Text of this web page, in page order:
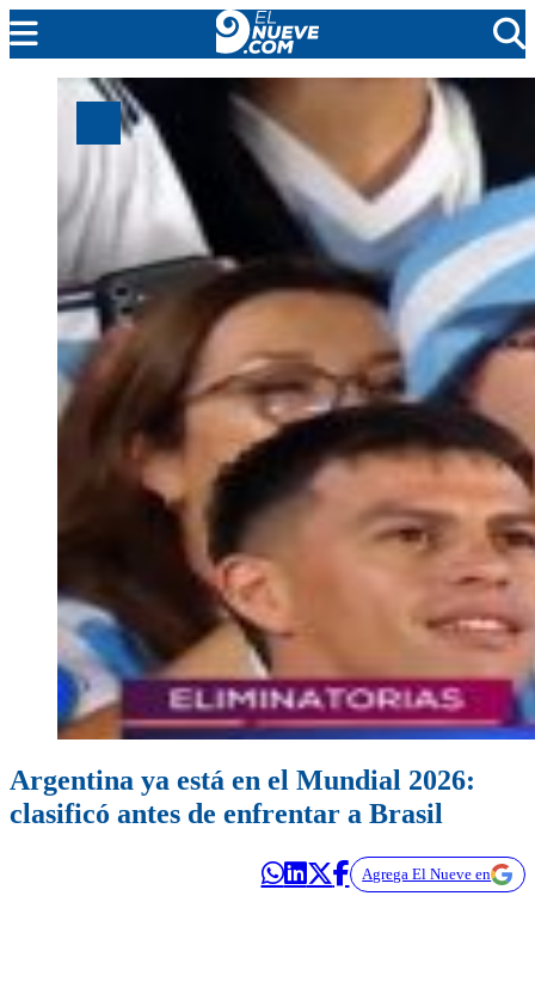
MENDOZA
CADA DÍA
ARGENTINA
NOTICIERO 9
PROTAGONISTAS
EL NUEVE STREAMS
PROGRAMACIÓN
EN VIVO
Argentina ya está en el Mundial 2026:
clasificó antes de enfrentar a Brasil
Agrega El Nueve en